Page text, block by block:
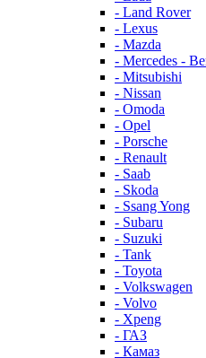
- Land Rover
- Lexus
- Mazda
- Mercedes -
- Mitsubishi
- Nissan
- Omoda
- Opel
- Porsche
- Renault
- Saab
- Skoda
- Ssang Yong
- Subaru
- Suzuki
- Tank
- Toyota
- Volkswagen
- Volvo
- Xpeng
- ГАЗ
- Камаз